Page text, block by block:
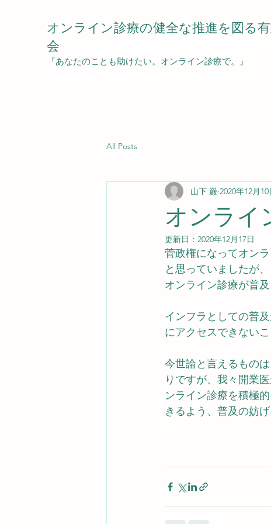
オンライン診療の健全な推進を図る
会
『あなたのことも助けたい。オンライン診療で。』
All Posts
オンライ
山下 巌 2020年12月10
更新日： 2020年12月17日
菅政権になってオン
と思っていましたが
オンライン診療が普
インフラとしての普
にアクセスできない
今世論と言えるもの
りですが、我々開業
ンライン診療を積極
きるよう、普及の妨